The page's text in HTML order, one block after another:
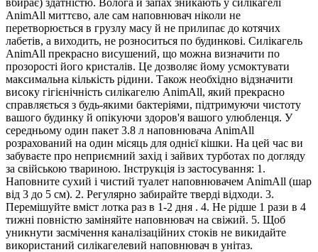
AnimAll миттєво, але сам наповнювач ніколи не
перетворюється в грузлу масу й не прилипає до котячих
лабетів, а виходить, не розноситься по будинкові. Силікагель
AnimAll прекрасно висушений, що можна визначити по
прозорості його кристалів. Це дозволяє йому усмоктувати
максимальна кількість рідини. Також необхідно відзначити
високу гігієнічність силікагелю AnimAll, який прекрасно
справляється з будь-якими бактеріями, підтримуючи чистоту
вашого будинку й опікуючи здоров'я вашого улюбленця. У
середньому один пакет 3.8 л наповнювача AnimAll
розрахований на один місяць для однієї кішки. На цей час ви
забуваєте про неприємний захід і зайвих турботах по догляду
за свійською твариною. Інструкція із застосування: 1.
Наповните сухий і чистий туалет наповнювачем AnimAll (шар
від 3 до 5 см). 2. Регулярно забирайте тверді відходи. 3.
Перемішуйте вміст лотка раз в 1-2 дня . 4. Не рідше 1 рази в 4
тижні повністю заміняйте наповнювач на свіжий. 5. Щоб
уникнути засмічення каналізаційних стоків не викидайте
використаний силікагелевий наповнювач в унітаз.